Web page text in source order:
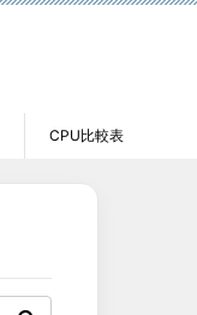
CPU比較表